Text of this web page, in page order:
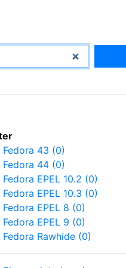
Fedora 43 (0)
Fedora 44 (0)
Fedora EPEL 10.2 (0)
Fedora EPEL 10.3 (0)
Fedora EPEL 8 (0)
Fedora EPEL 9 (0)
Fedora Rawhide (0)